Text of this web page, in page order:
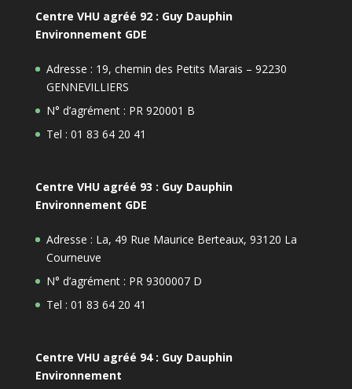
Centre VHU agréé 92 : Guy Dauphin
Environnement GDE
Adresse : 19, chemin des Petits Marais – 92230
GENNEVILLIERS
N° d’agrément : PR 920001 B
Tel : 01 83 64 20 41
Centre VHU agréé 93 : Guy Dauphin
Environnement GDE
Adresse : La, 49 Rue Maurice Berteaux, 93120 La
Courneuve
N° d’agrément : PR 9300007 D
Tel : 01 83 64 20 41
Centre VHU agréé 94 : Guy Dauphin
Environnement